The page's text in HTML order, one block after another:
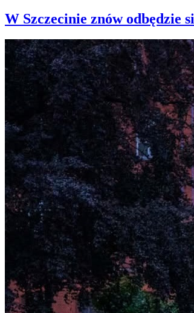
W Szczecinie znów odbędzie